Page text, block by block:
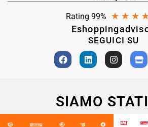
Rating 99% ★ ★ ★
SEGUICI SU
SIAMO